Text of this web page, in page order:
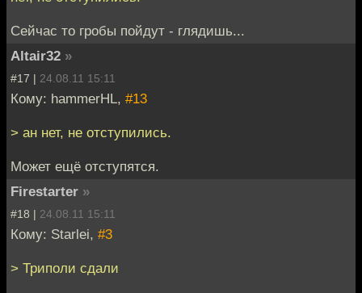
Сейчас то гробы пойдут - глядишь...
Altair32 »
#17 | 24.08.11 15:11
Кому: hammerHL, #13
> ан нет, не отступились.
Может ещё отступятся.
Firestarter »
#18 | 24.08.11 15:11
Кому: Starlei, #3
> Триполи сдали